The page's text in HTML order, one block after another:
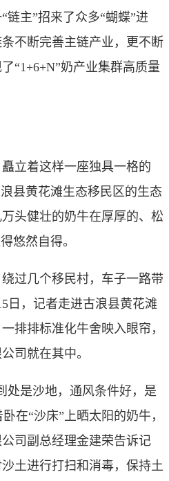
链主”招来了众多“蝴蝶”进
不断完善主链产业，更不断
“1+6+N”奶产业集群高质量
着这样一座独具一格的
县黄花滩生态移民区的生态
头健壮的奶牛在厚厚的、松
悠然自得。
几个移民村，车子一路带
，记者走进古浪县黄花滩
排排标准化牛舍映入眼帘，
司就在其中。
是沙地，通风条件好，是
在“沙床”上晒太阳的奶牛，
司副总经理金建荣告诉记
土进行打扫和消毒，保持土